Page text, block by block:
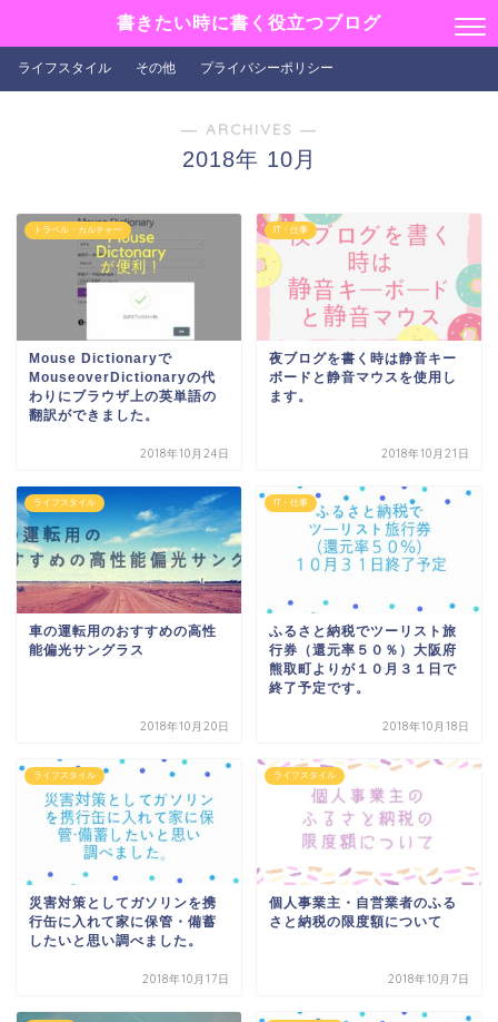
書きたい時に書く役立つブログ
ライフスタイル その他 プライバシーポリシー
― ARCHIVES ―
2018年 10月
トラベル・カルチャー
Mouse Dictionaryで
MouseoverDictionaryの代
わりにブラウザ上の英単語の
翻訳ができました。
2018年10月24日
IT・仕事
夜ブログを書く時は静音キー
ボードと静音マウスを使用し
ます。
2018年10月21日
ライフスタイル
車の運転用のおすすめの高性
能偏光サングラス
2018年10月20日
IT・仕事
ふるさと納税でツーリスト旅
行券（還元率５０％）大阪府
熊取町よりが１０月３１日で
終了予定です。
2018年10月18日
ライフスタイル
災害対策としてガソリンを携
行缶に入れて家に保管・備蓄
したいと思い調べました。
2018年10月17日
ライフスタイル
個人事業主・自営業者のふる
さと納税の限度額について
2018年10月7日